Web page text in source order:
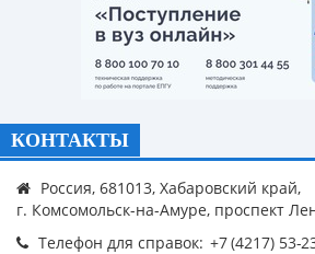
КОНТАКТЫ
Россия, 681013, Хабаровский край,
г. Комсомольск-на-Амуре, проспект
Телефон для справок: